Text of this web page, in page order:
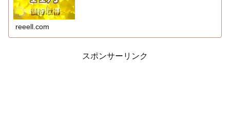
reeell.com
スポンサーリンク